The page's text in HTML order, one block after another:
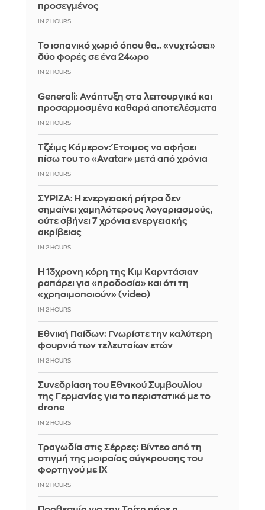
προσεγμένος
IN 2 HOURS
Το ισπανικό χωριό όπου θα.. «νυχτώσει»
δύο φορές σε ένα 24ωρο
IN 2 HOURS
Generali: Ανάπτυξη στα λειτουργικά και
προσαρμοσμένα καθαρά αποτελέσματα
IN 2 HOURS
Τζέιμς Κάμερον: Έτοιμος να αφήσει
πίσω του το «Avatar» μετά από χρόνια
IN 2 HOURS
ΣΥΡΙΖΑ: Η ενεργειακή ρήτρα δεν
σημαίνει χαμηλότερους λογαριασμούς,
ούτε σβήνει 7 χρόνια ενεργειακής
ακρίβειας
IN 2 HOURS
Η 13χρονη κόρη της Κιμ Καρντάσιαν
ραπάρει για «προδοσία» και ότι τη
«χρησιμοποιούν» (video)
IN 2 HOURS
Εθνική Παίδων: Γνωρίστε την καλύτερη
φουρνιά των τελευταίων ετών
IN 2 HOURS
Συνεδρίαση του Εθνικού Συμβουλίου
της Γερμανίας για το περιστατικό με το
drone
IN 2 HOURS
Τραγωδία στις Σέρρες: Βίντεο από τη
στιγμή της μοιραίας σύγκρουσης του
φορτηγού με ΙΧ
IN 2 HOURS